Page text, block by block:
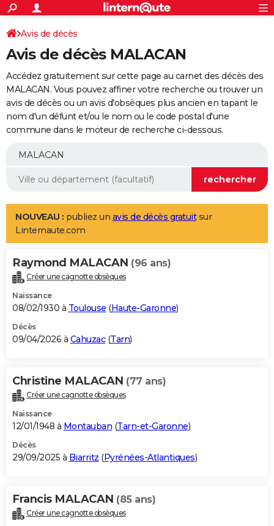
ACTUALITÉS
Politique
Société
Faits Divers
Education
Monde
Villes
+
SPORT
Coupe du monde 2026
Football
Tennis
Cyclisme
Rugby
Forum
Programme TV
TNT
Streaming
Cinéma
Sorties cinéma
Musique
+
FINANCE
Retraite
Epargne
Immobilier
Risques naturels par ville
Banque
Assurance
AUTO
Essais
Réserver un essai
Citadines
Berlines
SUV
Forum auto
+
Mobiles
Meilleur smartphone
Internet
Ordinateurs
Jeux vidéo
Guide high-tech
Aménagement intérieur
LIFESTYLE
Art de vivre
Bien-être
Loisirs
Mode
Modes de vie
Alimentation
Guide de la santé
Maladies
Médicaments
Sommeil
VOYAGE
Destinations
City break
Voyage nature
Voyage de noces
Forum
Climat
+PHOTO
GUIDES D'ACHAT
BONS PLANS
Carte de Noël
Carte Bonne année
Carte Saint-Valentin
Carte Pâques
Carte d'anniversaire
DICTIONNAIRE
Dictionnaire
Biographies
Citations
Expressions
Proverbes
PROGRAMME TV
S'inscrire
Se connecter
Lycées
Collèges
Primaires
Universités
Entreprises
Service militaire
Avis de recherche
AVIS DE DÉCÈS
Bricolage
Lifestyle
Culture
Sport
Auto
Television
Voyage
Cinema
Avis de décès
Avis de décès MALACAN
Accédez gratuitement sur cette page au carnet des décès des
MALACAN. Vous pouvez affiner votre recherche ou trouver un
avis de décès ou un avis d'obsèques plus ancien en tapant le
nom d'un défunt et/ou le nom ou le code postal d'une
commune dans le moteur de recherche ci-dessous.
NOUVEAU : publiez un avis de décès gratuitsur
Linternaute.com
Raymond MALACAN (96 ans)
Créer une cagnotte obsèques
Naissance
08/02/1930 à Toulouse (Haute-Garonne)
Décès
09/04/2026 à Cahuzac(Tarn)
Christine MALACAN (77 ans)
Créer une cagnotte obsèques
Naissance
12/01/1948 à Montauban (Tarn-et-Garonne)
Décès
29/09/2025 à Biarritz (Pyrénées-Atlantiques)
Francis MALACAN (85 ans)
Créer une cagnotte obsèques